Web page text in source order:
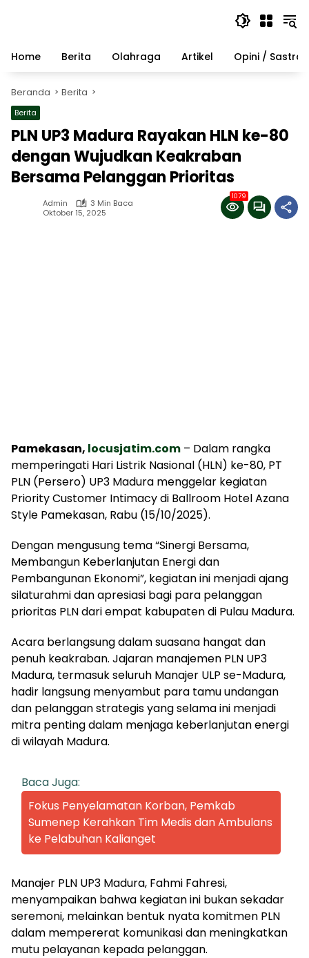
Home
Berita Olahraga Artikel Opini / Sastra
Beranda Berita
Berita
PLN UP3 Madura Rayakan HLN ke-80
dengan Wujudkan Keakraban
Bersama Pelanggan Prioritas
Admin
3 Min Baca
Oktober 15, 2025
1079
Pamekasan, locusjatim.com – Dalam rangka
memperingati Hari Listrik Nasional (HLN) ke-80, PT
PLN (Persero) UP3 Madura menggelar kegiatan
Priority Customer Intimacy di Ballroom Hotel Azana
Style Pamekasan, Rabu (15/10/2025).
Dengan mengusung tema “Sinergi Bersama,
Membangun Keberlanjutan Energi dan
Pembangunan Ekonomi”, kegiatan ini menjadi ajang
silaturahmi dan apresiasi bagi para pelanggan
prioritas PLN dari empat kabupaten di Pulau Madura.
Acara berlangsung dalam suasana hangat dan
penuh keakraban. Jajaran manajemen PLN UP3
Madura, termasuk seluruh Manajer ULP se-Madura,
hadir langsung menyambut para tamu undangan
dan pelanggan strategis yang selama ini menjadi
mitra penting dalam menjaga keberlanjutan energi
di wilayah Madura.
Baca Juga:
Fokus Penyelamatan Korban, Pemkab
Sumenep Kerahkan Tim Medis dan Ambulans
ke Pelabuhan Kalianget
Manajer PLN UP3 Madura, Fahmi Fahresi,
menyampaikan bahwa kegiatan ini bukan sekadar
seremoni, melainkan bentuk nyata komitmen PLN
dalam mempererat komunikasi dan meningkatkan
mutu pelayanan kepada pelanggan.